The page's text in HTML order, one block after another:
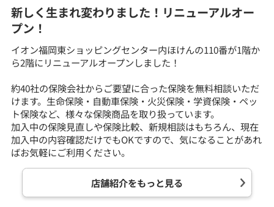
新しく生まれ変わりました！リニューアルオー
プン！
イオン福岡東ショッピングセンター内ほけんの110番が1階か
ら2階にリニューアルオープンしました！
約40社の保険会社からご要望に合った保険を無料相談いただ
けます。生命保険・自動車保険・火災保険・学資保険・ペッ
ト保険など、様々な保険商品を取り扱っています。
加入中の保険見直しや保険比較、新規相談はもちろん、現在
加入中の内容確認だけでもOKですので、気になることがあれ
ばお気軽にご利用ください。
店舗紹介をもっと見る